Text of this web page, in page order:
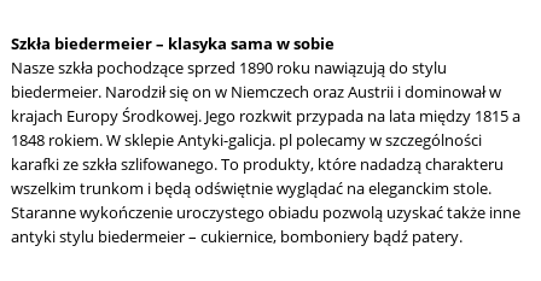
Szkła biedermeier – klasyka sama w sobie
Nasze szkła pochodzące sprzed 1890 roku nawiązują do stylu
biedermeier. Narodził się on w Niemczech oraz Austrii i dominował w
krajach Europy Środkowej. Jego rozkwit przypada na lata między 1815 a
1848 rokiem. W sklepie Antyki-galicja. pl polecamy w szczególności
karafki ze szkła szlifowanego. To produkty, które nadadzą charakteru
wszelkim trunkom i będą odświętnie wyglądać na eleganckim stole.
Staranne wykończenie uroczystego obiadu pozwolą uzyskać także inne
antyki stylu biedermeier – cukiernice, bomboniery bądź patery.